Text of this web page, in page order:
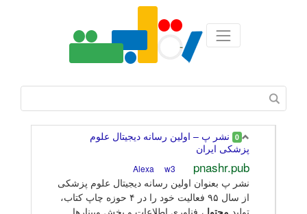
0 نشر پ – اولین رسانه دیجیتال علوم
پزشکی ایران
pnashr.pub
w3
نشر پ بعنوان اولین رسانه دیجیتال علوم پزشکی
از سال ۹۵ فعالیت خود را در ۴ حوزه چاپ کتاب،
تولید محتوا ، فناوری اطلاعات و پخش وبینارها